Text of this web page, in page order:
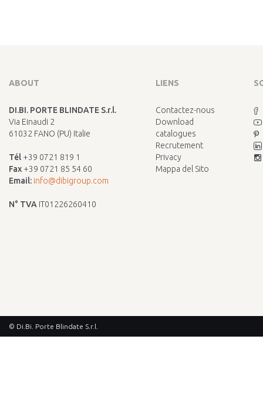
ABOUT
DI.BI. PORTE BLINDATE S.r.l.
Via Einaudi 2
61032 FANO (PU) Italie
Tél +39 0721 819 1
Fax +39 0721 85 54 60
Email: info@dibigroup.com
N° TVA IT01226260410
LIENS
Contactez-nous
Download
catalogues
Recrutement
Privacy
Mappa del Sito
© Di.Bi. Porte Blindate S.r.l.